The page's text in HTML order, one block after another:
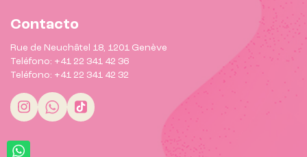
Contacto
Rue de Neuchâtel 18, 1201 Genève
Teléfono: +41 22 341 42 36
Teléfono: +41 22 341 42 32